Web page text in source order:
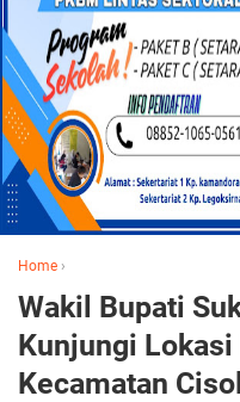
Home ›
Wakil Bupati
Kunjungi Lokasi
Kecamatan